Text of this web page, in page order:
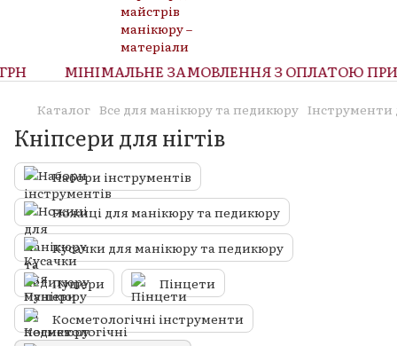
МІНІМАЛЬНЕ ЗАМОВЛЕННЯ З ОПЛАТОЮ ПРИ
Каталог Все для манікюру та педикюру
Кніпсери для нігтів
Набори інструментів
Ножиці для манікюру та педикюру
Кусачки для манікюру та педикюру
Пушери
Пінцети
Косметологічні інструменти